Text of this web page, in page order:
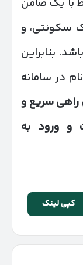
با یک ضامن
سکونتی، و
بنابراین
در سامانه
سریع و
و ورود به
کپی لینک